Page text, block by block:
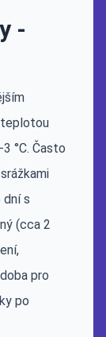
-
teplotou
°C. Často
dní s
(cca 2
pro
po